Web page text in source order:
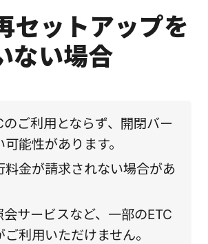
セットアップを
ない場合
のご利用とならず、開閉バー
能性があります。
料金が請求されない場合があ
会サービスなど、一部のETC
利用いただけません。